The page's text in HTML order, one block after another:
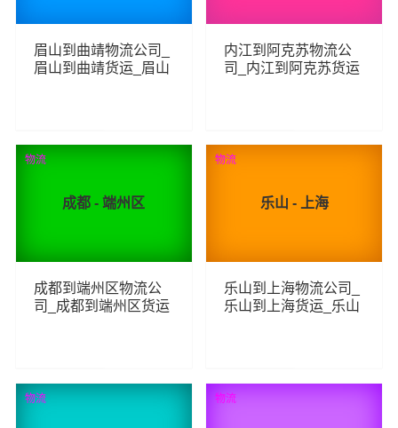
眉山到曲靖物流公司_
眉山到曲靖货运_眉山
272 查看详细
内江到阿克苏物流公
司_内江到阿克苏货运
206 查看详细
成都 - 端州区
成都到端州区物流公
司_成都到端州区货运
87 查看详细
物流
乐山 - 上海
乐山到上海物流公司_
乐山到上海货运_乐山
201 查看详细
物流
物流 物流